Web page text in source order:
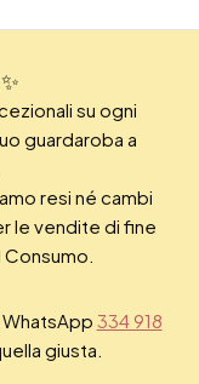
su ogni
guardaroba a
resi né cambi
le vendite di fine
WhatsApp 334 918
giusta.